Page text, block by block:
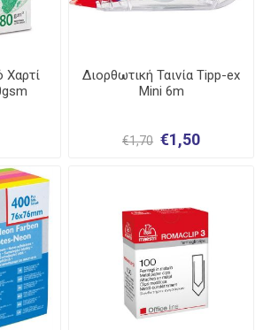
Χαρτί
Διορθωτική Ταινία Tipp-ex
Mini 6m
€1,70 €1,50